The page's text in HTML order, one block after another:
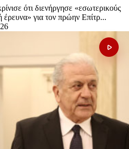
ότι διενήργησε «εσωτερικούς
έρευνα» για τον πρώην Επίτρ...